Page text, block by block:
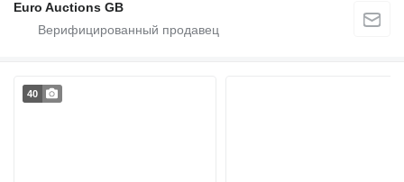
Euro Auctions GB
40